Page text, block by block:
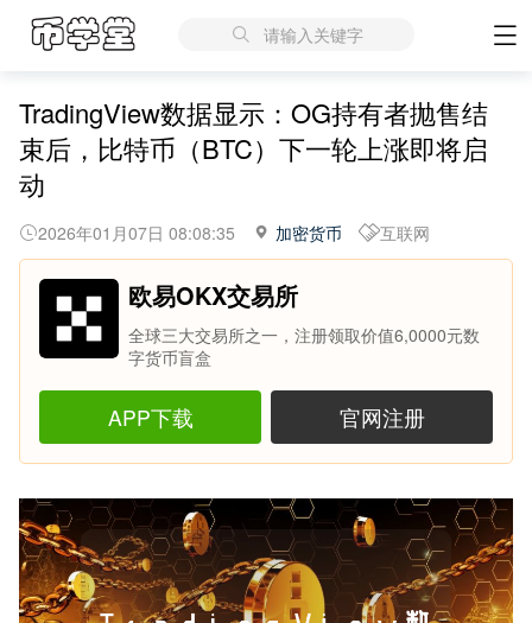
请输入关键字
TradingView数据显示：OG持有者抛售结
束后，比特币（BTC）下一轮上涨即将启
动
2026年01月07日 08:08:35 加密货币 互联网
欧易OKX交易所
全球三大交易所之一，注册领取价值6,0000元数
字货币盲盒
APP下载 官网注册